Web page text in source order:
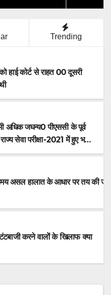
Trending
से राहत 00 दूसरी
अधिक जघन्य0 पीएससी के पूर्व
असल हालात के आधार पर तय की
करने वालों के खिलाफ क्या